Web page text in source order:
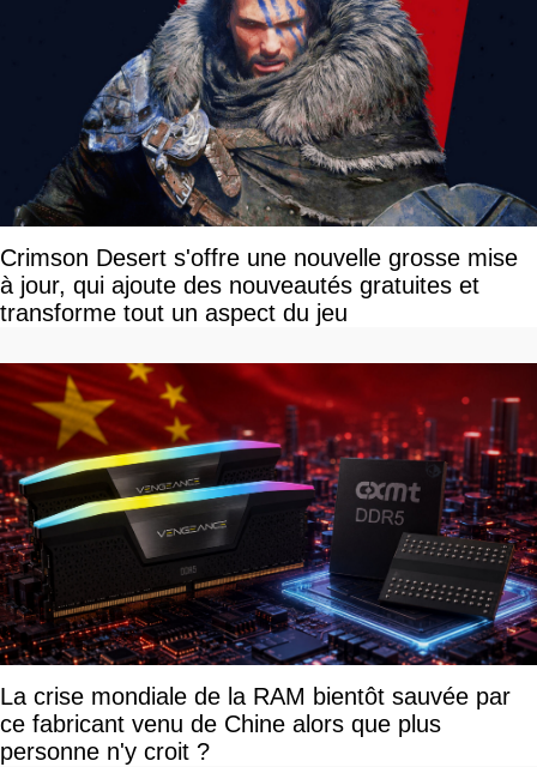
Crimson Desert s'offre une nouvelle grosse mise
à jour, qui ajoute des nouveautés gratuites et
transforme tout un aspect du jeu
La crise mondiale de la RAM bientôt sauvée par
ce fabricant venu de Chine alors que plus
personne n'y croit ?